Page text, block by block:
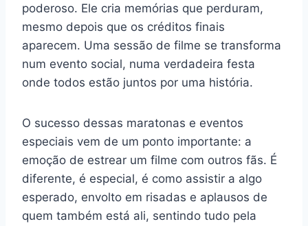
poderoso. Ele cria memórias que perduram,
mesmo depois que os créditos finais
aparecem. Uma sessão de filme se transforma
num evento social, numa verdadeira festa
onde todos estão juntos por uma história.
O sucesso dessas maratonas e eventos
especiais vem de um ponto importante: a
emoção de estrear um filme com outros fãs. É
diferente, é especial, é como assistir a algo
esperado, envolto em risadas e aplausos de
quem também está ali, sentindo tudo pela